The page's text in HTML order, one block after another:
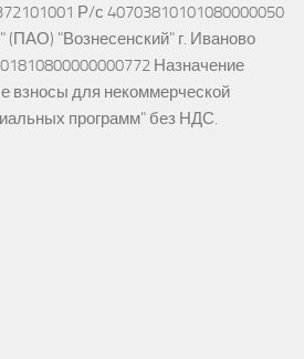
Р/с 40703810101080000050
(ПАО) "Вознесенский" г. Иваново
Назначение
взносы для некоммерческой
программ" без НДС.